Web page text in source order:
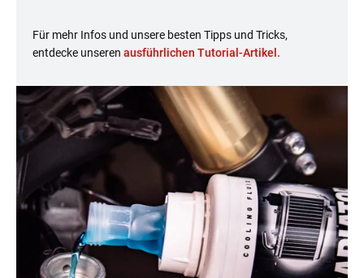
Für mehr Infos und unsere besten Tipps und Tricks,
entdecke unseren ausführlichen Tutorial-Artikel.